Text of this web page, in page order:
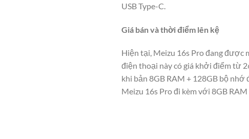
USB Type-C.
Giá bán và thời điểm lên kệ
Hiện tại, Meizu 16s Pro đang được
điện thoại này có giá khởi điểm từ
khi bản 8GB RAM + 128GB bộ
Meizu 16s Pro đi kèm với 8GB